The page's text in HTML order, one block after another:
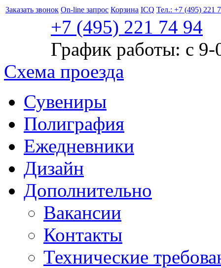
Заказать звонок On-line запрос Корзина ICQ Тел.: +7 (495) 221
+7 (495) 221 74 94
График работы: с
Схема проезда
Сувениры
Полиграфия
Ежедневники
Дизайн
Дополнительно
Вакансии
Контакты
Технические